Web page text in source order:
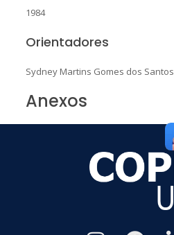
1984
Orientadores
Sydney Martins Gomes dos Santos
Anexos